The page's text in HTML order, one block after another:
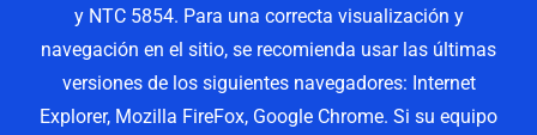
y NTC 5854. Para una correcta visualización y
navegación en el sitio, se recomienda usar las últimas
versiones de los siguientes navegadores: Internet
Explorer, Mozilla FireFox, Google Chrome. Si su equipo